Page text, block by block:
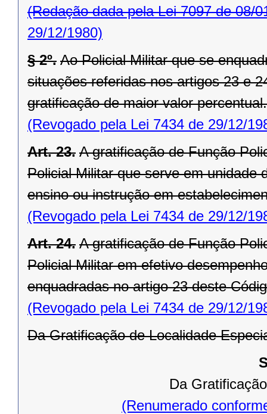
(Redação dada pela Lei 7097 de 08/
29/12/1980)
§ 2º. Ao Policial Militar que se
situações referidas nos artigos 23 e
gratificação de maior valor percentual.
(Revogado pela Lei 7434 de 29/12/
Art. 23. A gratificação de Função
Policial Militar que serve em unidade
ensino ou instrução em
(Revogado pela Lei 7434 de 29/12/
Art. 24. A gratificação de Função
Policial Militar em efetivo
enquadradas no artigo 23 deste
(Revogado pela Lei 7434 de 29/12/
Da Gratificação de Localidade
Da
(Renumerado